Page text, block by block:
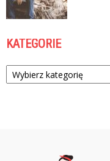
KATEGORIE
Kategorie